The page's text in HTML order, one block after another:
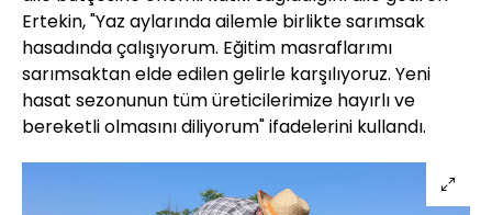
Ertekin, "Yaz aylarında ailemle birlikte sarımsak
hasadında çalışıyorum. Eğitim masraflarımı
sarımsaktan elde edilen gelirle karşılıyoruz. Yeni
hasat sezonunun tüm üreticilerimize hayırlı ve
bereketli olmasını diliyorum" ifadelerini kullandı.